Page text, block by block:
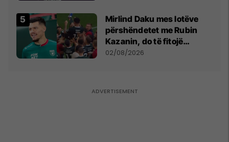
Mirlind Daku mes lotëve
përshëndetet me Rubin
Kazanin, do të fitojë
miliona te Spartak Moska
02/08/2026